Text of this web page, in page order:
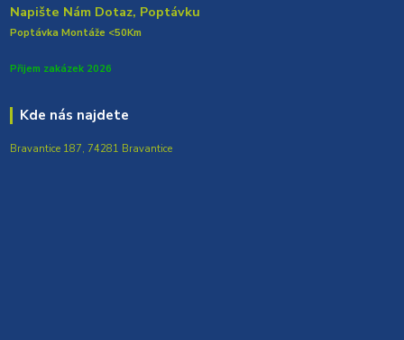
Napište Nám Dotaz, Poptávku
Poptávka Montáže <50Km
Přijem zakázek 2026
Kde nás najdete
Bravantice 187, 74281 Bravantice